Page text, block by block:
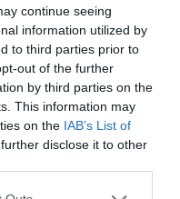
continue seeing
information utilized by
to third parties prior to
out of the further
by third parties on the
This information may
on the IAB’s List of
disclose it to other
one or more Google